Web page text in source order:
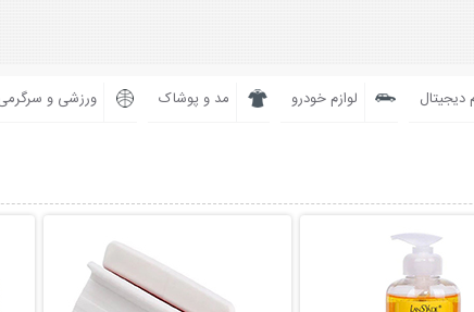
دیجیتال لوازم خودرو مد و پوشاک ورزشی و